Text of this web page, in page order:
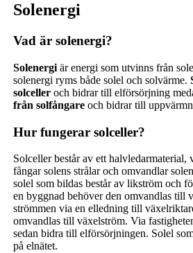
Solenergi
Vad är solenergi?
Solenergiär energi som utvinns från
solenergi ryms både solel och solvärme.
solcelleroch bidrar till elförsörjning
från solfångareoch bidrar till
Hur fungerar solceller?
Solceller består av ett
fångar solens strålar och omvandlar
solel som bildas består av likström och
en byggnad behöver den omvandlas till
strömmen via en elledning till
omvandlas till växelström. Via
sedan bidra till elförsörjningen. Solel
på elnätet.